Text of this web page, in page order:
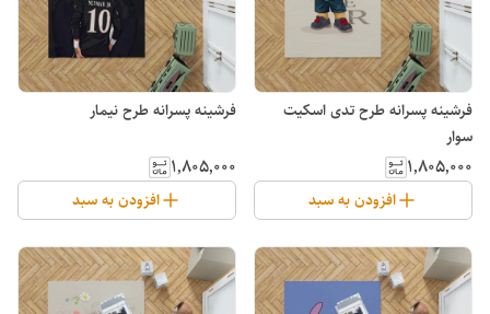
فرشینه پسرانه طرح تدی اسکیت
سوار
۱٬۸۰۵٬۰۰۰
افزودن به سبد
فرشینه پسرانه طرح نیمار
۱٬۸۰۵٬۰۰۰
افزودن به سبد